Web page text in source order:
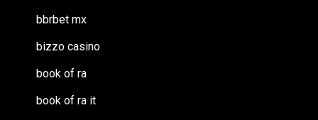
bbrbet mx
bizzo casino
book of ra
book of ra it